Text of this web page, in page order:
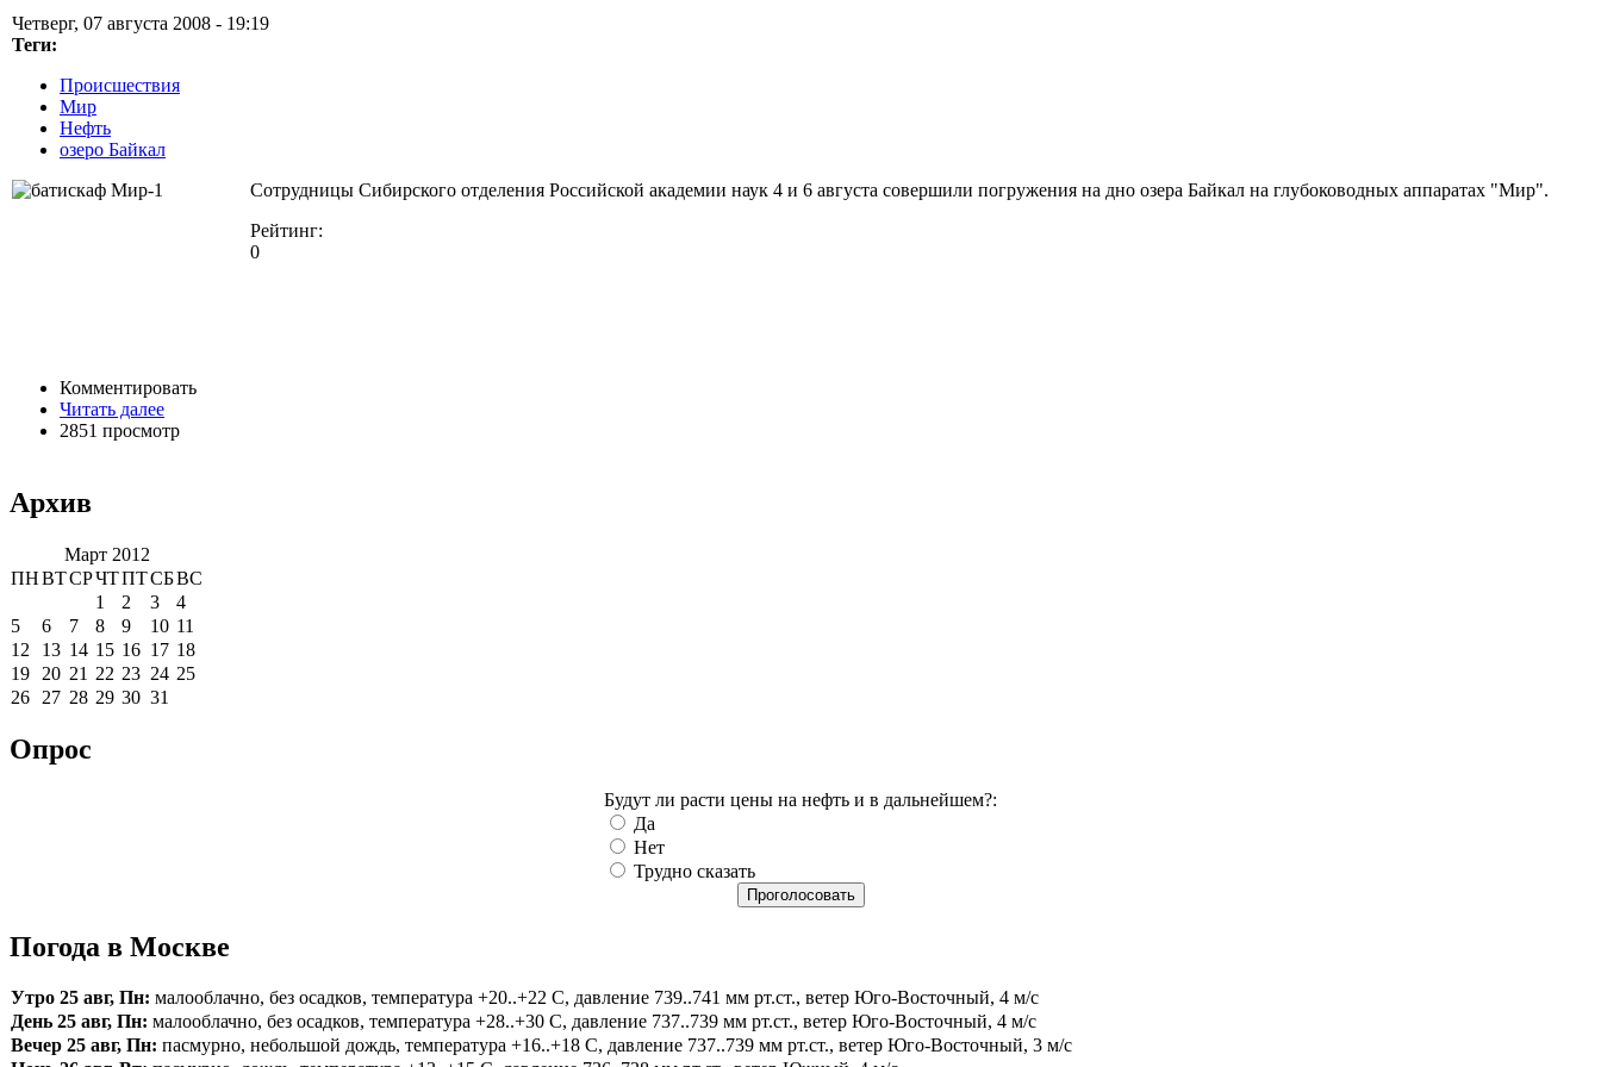
Четверг, 07 августа 2008 - 19:19
Теги:
Происшествия
Мир
Нефть
озеро Байкал
Сотрудницы Сибирского отделения Российской академии наук 4 и 6 августа совершили погружения на дно озера Байкал на глубоководных аппаратах "Мир".
Рейтинг:
0
Комментировать
Читать далее
2851 просмотр
Архив
Март 2012
ПНВТСРЧТПТСБВС
1
2 3
4
5
6 7 8 9 10 11
12
13 14 15 16 17 18
19
20 21 22 23 24 25
26
27 28 29 30 31
Опрос
Будут ли расти цены на нефть и в дальнейшем?:
Да
Нет
Трудно сказать
Погода в Москве
Утро 25 авг, Пн: малооблачно, без осадков, температура +20..+22 С, давление 739..741 мм рт.ст., ветер Юго-Восточный, 4 м/с
День 25 авг, Пн: малооблачно, без осадков, температура +28..+30 С, давление 737..739 мм рт.ст., ветер Юго-Восточный, 4 м/с
Вечер 25 авг, Пн: пасмурно, небольшой дождь, температура +16..+18 С, давление 737..739 мм рт.ст., ветер Юго-Восточный, 3 м/с